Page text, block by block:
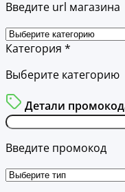
Введите url магазина
Категория *
Выберите категорию
Детали
Введите промокод